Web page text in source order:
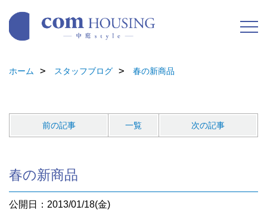
ホーム スタッフブログ 春の新商品
前の記事 一覧 次の記事
春の新商品
公開日：2013/01/18(金)